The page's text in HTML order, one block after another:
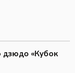
дзюдо «Кубок